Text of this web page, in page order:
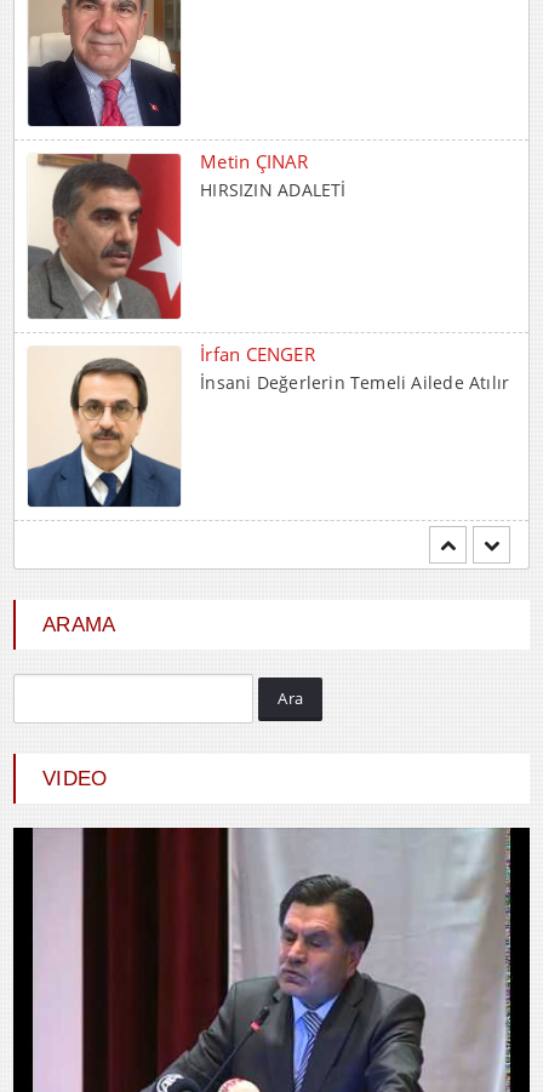
Metin ÇINAR
HIRSIZIN ADALETİ
İrfan CENGER
İnsani Değerlerin Temeli Ailede Atılır
YENİ DÜNYA DÜZENİNDE
ARAMA
Ara
VIDEO